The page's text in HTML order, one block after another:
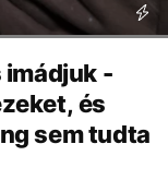
imádjuk -
és
sem tudta